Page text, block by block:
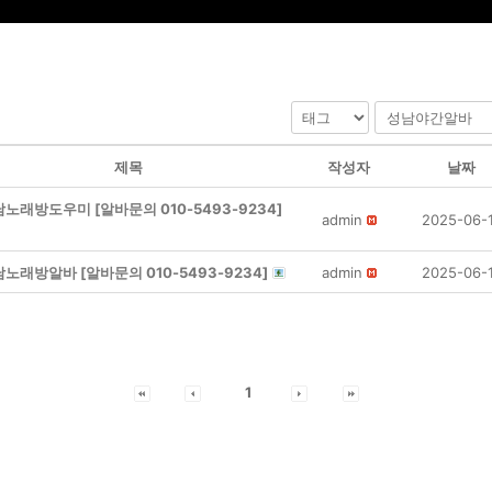
제목 작성자 날짜
노래방도우미 [알바문의 010-5493-9234]
admin 2025-06-
노래방알바 [알바문의 010-5493-9234] admin 2025-06-
1